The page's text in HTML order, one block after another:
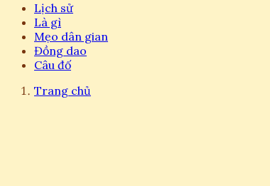
Lịch sử
Là gì
Mẹo dân gian
Đồng dao
Câu đố
Trang chủ